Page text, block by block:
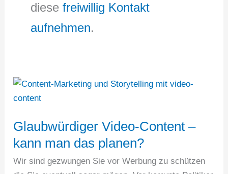
diesefreiwillig Kontakt
aufnehmen.
Glaubwürdiger Video-Content –
kann man das planen?
Wir sind gezwungen Sie vor Werbung zu schützen